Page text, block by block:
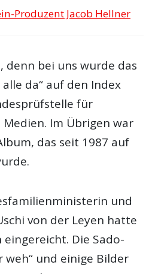
Produzent Jacob Hellner
denn bei uns wurde das
da“ auf den Index
für
Im Übrigen war
das seit 1987 auf
und
von der Leyen hatte
Die Sado-
weh“ und einige Bilder